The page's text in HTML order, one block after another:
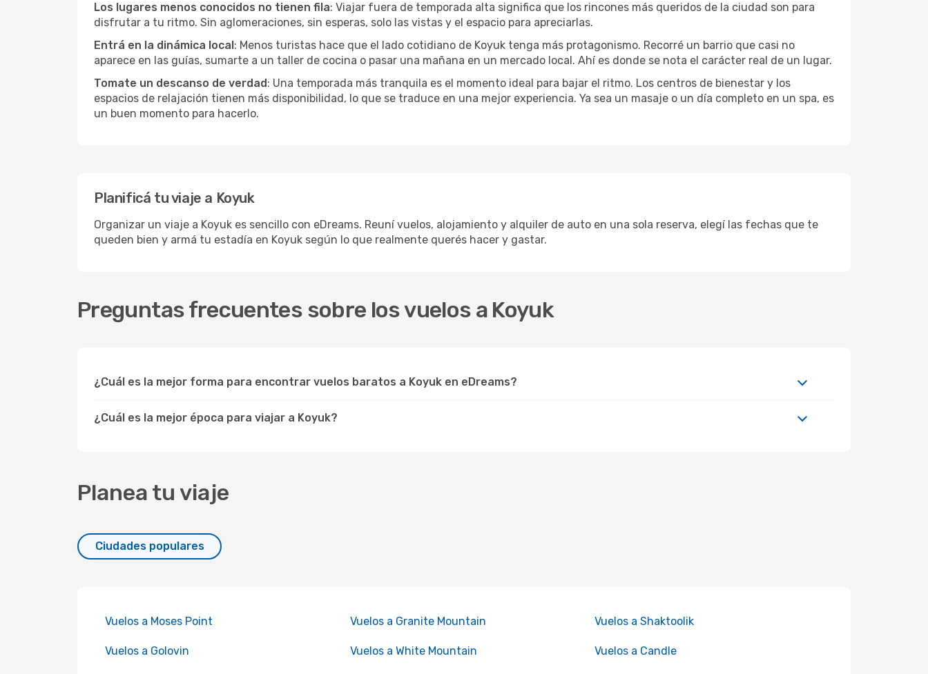
Los lugares menos conocidos no tienen fila: Viajar fuera de temporada alta significa que los rincones más queridos de la ciudad son para
disfrutar a tu ritmo. Sin aglomeraciones, sin esperas, solo las vistas y el espacio para apreciarlas.
Entrá en la dinámica local: Menos turistas hace que el lado cotidiano de Koyuk tenga más protagonismo. Recorré un barrio que casi no
aparece en las guías, sumarte a un taller de cocina o pasar una mañana en un mercado local. Ahí es donde se nota el carácter real de un lugar.
Tomate un descanso de verdad: Una temporada más tranquila es el momento ideal para bajar el ritmo. Los centros de bienestar y los
espacios de relajación tienen más disponibilidad, lo que se traduce en una mejor experiencia. Ya sea un masaje o un día completo en un spa, es
un buen momento para hacerlo.
Planificá tu viaje a Koyuk
Organizar un viaje a Koyuk es sencillo con eDreams. Reuní vuelos, alojamiento y alquiler de auto en una sola reserva, elegí las fechas que te
queden bien y armá tu estadía en Koyuk según lo que realmente querés hacer y gastar.
Preguntas frecuentes sobre los vuelos a Koyuk
¿Cuál es la mejor forma para encontrar vuelos baratos a Koyuk en eDreams?
¿Cuál es la mejor época para viajar a Koyuk?
Planea tu viaje
Ciudades populares
Vuelos a Moses Point Vuelos a Granite Mountain Vuelos a Shaktoolik
Vuelos a Golovin Vuelos a White Mountain Vuelos a Candle